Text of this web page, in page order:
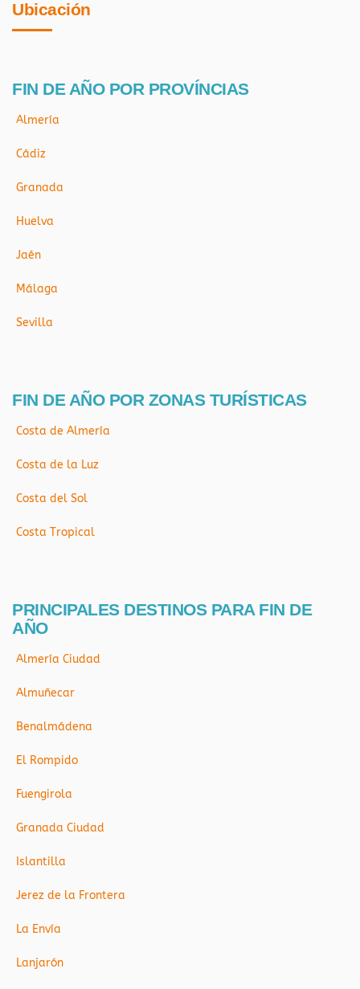
Ubicación
FIN DE AÑO POR PROVÍNCIAS
Almería
Cádiz
Granada
Huelva
Jaén
Málaga
Sevilla
FIN DE AÑO POR ZONAS TURÍSTICAS
Costa de Almería
Costa de la Luz
Costa del Sol
Costa Tropical
PRINCIPALES DESTINOS PARA FIN DE
AÑO
Almería Ciudad
Almuñecar
Benalmádena
El Rompido
Fuengirola
Granada Ciudad
Islantilla
Jerez de la Frontera
La Envía
Lanjarón